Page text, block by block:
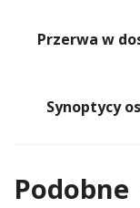
Przerwa w
Synoptycy
Podobne